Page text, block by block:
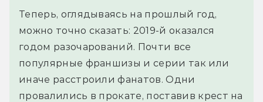
Теперь, оглядываясь на прошлый год,
можно точно сказать: 2019-й оказался
годом разочарований. Почти все
популярные франшизы и серии так или
иначе расстроили фанатов. Одни
провалились в прокате, поставив крест на